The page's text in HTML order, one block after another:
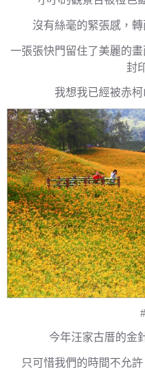
沒有絲毫的緊張感，
一張張快門留住了美麗的
封
我想我已經被赤
今年汪家古厝的金
只可惜我們的時間不允